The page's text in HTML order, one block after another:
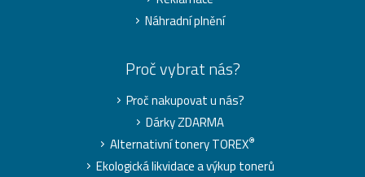
Náhradní plnění
Proč vybrat nás?
Proč nakupovat u nás?
Dárky ZDARMA
Alternativní tonery TOREX®
Ekologická likvidace a výkup tonerů